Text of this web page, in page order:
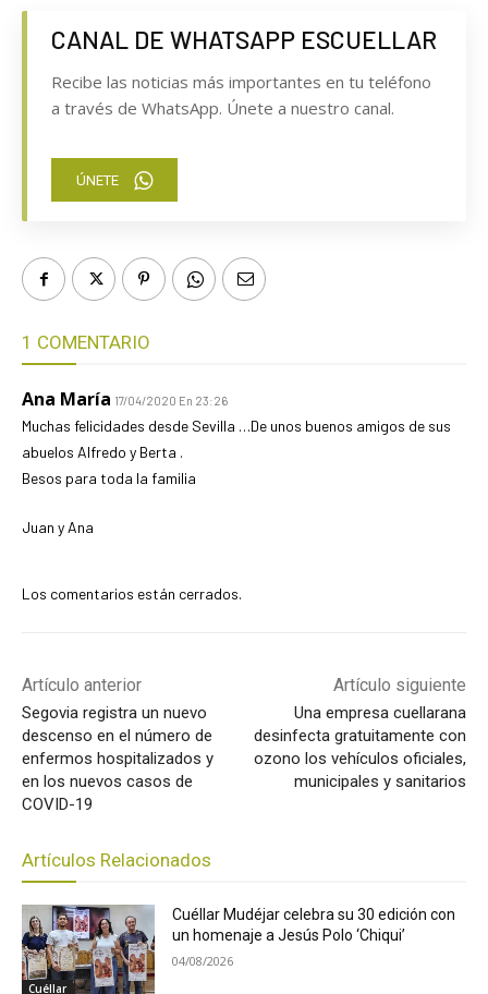
CANAL DE WHATSAPP ESCUELLAR
Recibe las noticias más importantes en tu teléfono
a través de WhatsApp. Únete a nuestro canal.
ÚNETE
1 COMENTARIO
Ana María 17/04/2020 En 23:26
Muchas felicidades desde Sevilla …De unos buenos amigos de sus
abuelos Alfredo y Berta .
Besos para toda la familia
Juan y Ana
Los comentarios están cerrados.
Artículo anterior
Segovia registra un nuevo
descenso en el número de
enfermos hospitalizados y
en los nuevos casos de
COVID-19
Artículo siguiente
Una empresa cuellarana
desinfecta gratuitamente con
ozono los vehículos oficiales,
municipales y sanitarios
Artículos Relacionados
Cuéllar
Cuéllar Mudéjar celebra su 30 edición con
un homenaje a Jesús Polo ‘Chiqui’
04/08/2026